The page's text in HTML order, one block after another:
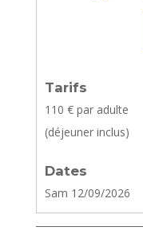
Tarifs
110 € par adulte
(déjeuner inclus)
Dates
Sam 12/09/2026